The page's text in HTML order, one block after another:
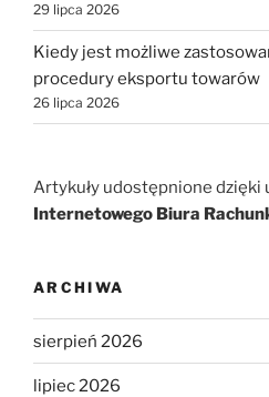
29 lipca 2026
Kiedy jest możliwe
procedury eksportu towarów
26 lipca 2026
Artykuły udostępnione dzięki
Internetowego Biura
ARCHIWA
sierpień 2026
lipiec 2026